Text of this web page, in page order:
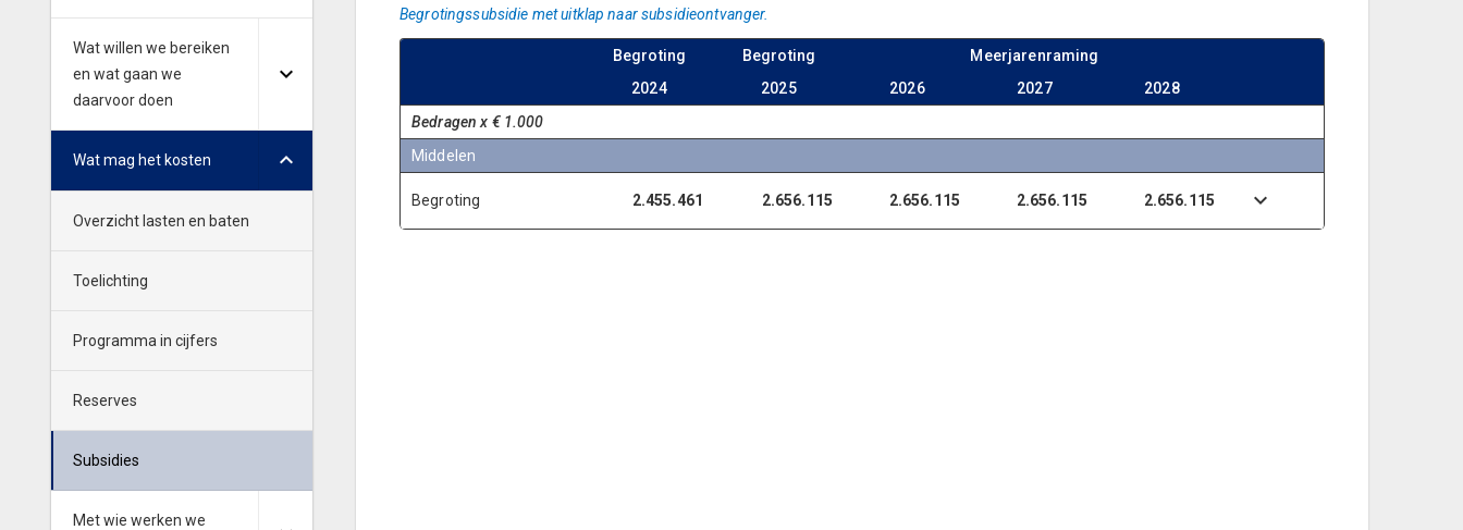
Wat willen we bereiken
en wat gaan we
daarvoor doen
Wat mag het kosten
Overzicht lasten en baten
Toelichting
Programma in cijfers
Reserves
Subsidies
Met wie werken we
Begrotingssubsidie met uitklap naar subsidieontvanger.
Begroting Begroting
Meerjarenraming
2024
2025 2026 2027
2028
Bedragen x € 1.000
Middelen
Begroting 2.455.461 2.656.115 2.656.115 2.656.115 2.656.115